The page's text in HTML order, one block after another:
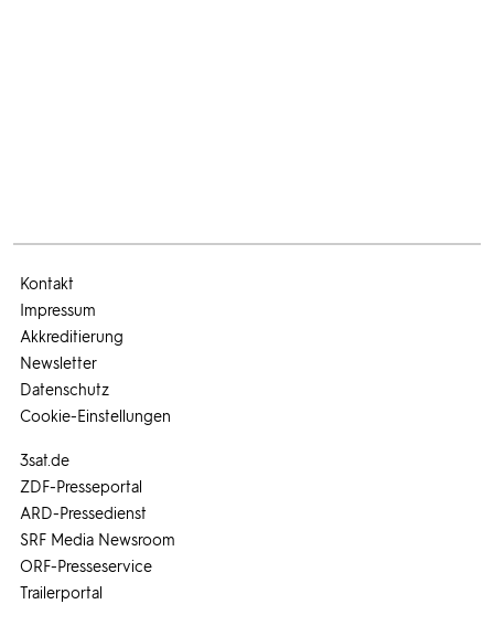
3sat.de
ZDF-Presseportal
ARD-Pressedienst
SRF Media Newsroom
ORF-Presseservice
Trailerportal
Kontakt
Impressum
Akkreditierung
Newsletter
Datenschutz
Cookie-Einstellungen